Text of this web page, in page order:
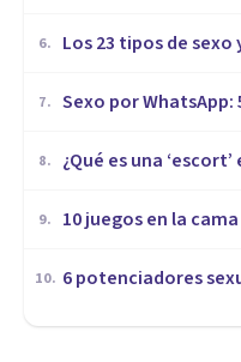
6. Los 23 tipos de
7. Sexo por WhatsApp:
8. ¿Qué es una
9. 10 juegos en la
10. ​6 potenciadores
¿En qué